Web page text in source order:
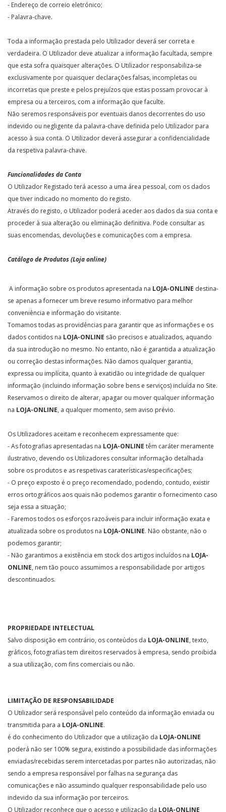
- Endereço de correio eletrónico;
- Palavra-chave.
Toda a informação prestada pelo Utilizador deverá ser correta e
verdadeira. O Utilizador deve atualizar a informação facultada, sempre
que esta sofra quaisquer alterações. O Utilizador responsabiliza-se
exclusivamente por quaisquer declarações falsas, incompletas ou
incorretas que preste e pelos prejuízos que estas possam provocar à
empresa ou a terceiros, com a informação que faculte.
Não seremos responsáveis por eventuais danos decorrentes do uso
indevido ou negligente da palavra-chave definida pelo Utilizador para
acesso à sua conta. O Utilizador deverá assegurar a confidencialidade
da respetiva palavra-chave.
Funcionalidades da Conta
O Utilizador Registado terá acesso a uma área pessoal, com os dados
que tiver indicado no momento do registo.
Através do registo, o Utilizador poderá aceder aos dados da sua conta e
proceder à sua alteração ou eliminação definitiva. Pode consultar as
suas encomendas, devoluções e comunicações com a empresa.
Catálogo de Produtos (Loja online)
A informação sobre os produtos apresentada na LOJA-ONLINE destina-
se apenas a fornecer um breve resumo informativo para melhor
conveniência e informação do visitante.
Tomamos todas as providências para garantir que as informações e os
dados contidos na LOJA-ONLINE são precisos e atualizados, aquando
da sua introdução no mesmo. No entanto, não é garantida a atualização
ou correção destas informações. Não damos qualquer garantia,
expressa ou implícita, quanto à exatidão ou integridade de qualquer
informação (incluindo informação sobre bens e serviços) incluída no Site.
Reservamos o direito de alterar, apagar ou mover qualquer informação
na LOJA-ONLINE, a qualquer momento, sem aviso prévio.
Os Utilizadores aceitam e reconhecem expressamente que:
- As fotografias apresentadas na LOJA-ONLINE têm caráter meramente
ilustrativo, devendo os Utilizadores consultar informação detalhada
sobre os produtos e as respetivas caraterísticas/especificações;
- O preço exposto é o preço recomendado, podendo, contudo, existir
erros ortográficos aos quais não podemos garantir o fornecimento caso
seja essa a situação;
- Faremos todos os esforços razoáveis para incluir informação exata e
atualizada sobre os produtos na LOJA-ONLINE. Não obstante, não o
podemos garantir;
- Não garantimos a existência em stock dos artigos incluídos na LOJA-
ONLINE, nem tão pouco assumimos a responsabilidade por artigos
descontinuados.
PROPRIEDADE INTELECTUAL
Salvo disposição em contrário, os conteúdos da LOJA-ONLINE, texto,
gráficos, fotografias tem direitos reservados à empresa, sendo proibida
a sua utilização, com fins comerciais ou não.
LIMITAÇÃO DE RESPONSABILIDADE
O Utilizador será responsável pelo conteúdo da informação enviada ou
transmitida para a LOJA-ONLINE.
é do conhecimento do Utilizador que a utilização da LOJA-ONLINE
poderá não ser 100% segura, existindo a possibilidade das informações
enviadas/recebidas serem intercetadas por partes não autorizadas, não
sendo a empresa responsável por falhas na segurança das
comunicações e não assumindo qualquer responsabilidade pelo uso
indevido da sua informação por terceiros.
O Utilizador reconhece que o acesso e utilização da LOJA-ONLINE